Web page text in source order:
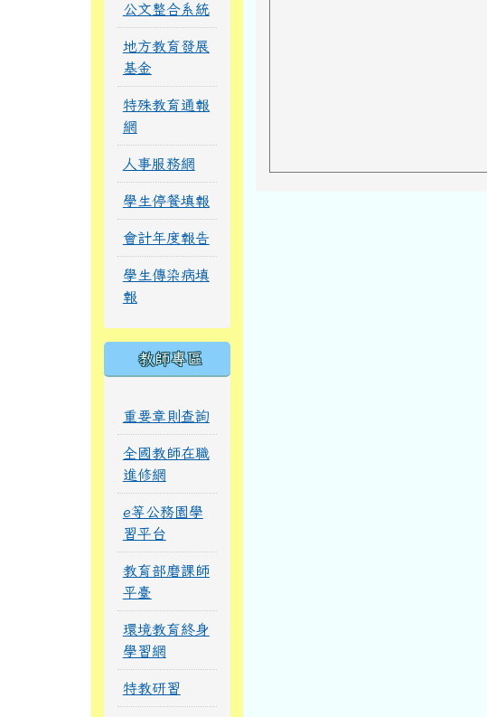
公文整合系統
地方教育發展
基金
特殊教育通報
網
人事服務網
學生停餐填報
會計年度報告
學生傳染病填
報
教師專區
重要章則查詢
全國教師在職
進修網
e等公務園學
習平台
教育部磨課師
平臺
環境教育終身
學習網
特教研習